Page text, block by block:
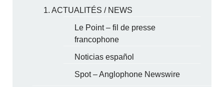
1. ACTUALITÉS / NEWS
Le Point – fil de presse
francophone
Noticias español
Spot – Anglophone Newswire